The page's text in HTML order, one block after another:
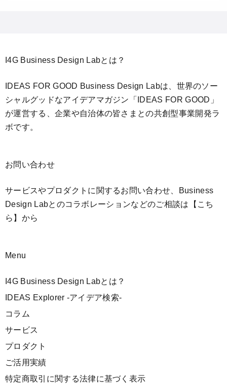
I4G Business Design Labとは？
IDEAS FOR GOOD Business Design Labは、世界のソー
シャルグッドなアイデアマガジン「IDEAS FOR GOOD」
が運営する、企業や自治体の皆さまとの共創型事業開発ラ
ボです。
お問い合わせ
サービスやプロダクトに関するお問い合わせ、Business
Design Labとのコラボレーションなどのご相談は 【こち
ら】 から
Menu
I4G Business Design Labとは？
IDEAS Explorer -アイデア検索-
コラム
サービス
プロダクト
ご活用実績
特定商取引に関する法律に基づく表示